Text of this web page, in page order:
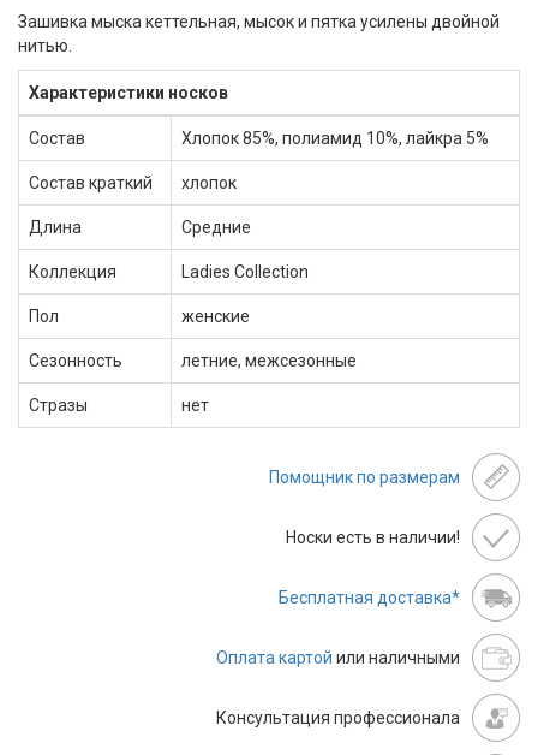
Зашивка мыска кеттельная, мысок и пятка усилены двойной
нитью.
Характеристики носков
Состав Хлопок 85%, полиамид 10%, лайкра 5%
Состав краткий хлопок
Длина Средние
Коллекция Ladies Collection
Пол женские
Сезонность летние, межсезонные
Стразы нет
Помощник по размерам
Носки есть в наличии!
Бесплатная доставка*
Оплата картой или наличными
Консультация профессионала